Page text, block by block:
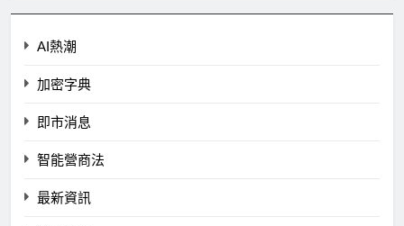
AI熱潮
加密字典
即市消息
智能營商法
最新資訊